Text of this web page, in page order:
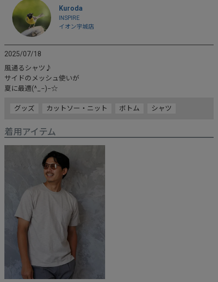
Kuroda
INSPIRE
イオン宇城店
2025/07/18
風通るシャツ♪
サイドのメッシュ使いが
夏に最適(^_−)−☆
グッズ カットソー・ニット ボトム シャツ
着用アイテム